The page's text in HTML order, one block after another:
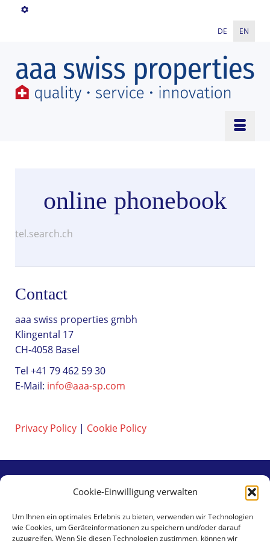
Cookie-Einwilligung verwalten
Um Ihnen ein optimales Erlebnis zu bieten, verwenden wir Technologien
wie Cookies, um Geräteinformationen zu speichern und/oder darauf
zuzugreifen. Wenn Sie diesen Technologien zustimmen, können wir
DE EN
online phonebook
tel.search.ch
Contact
aaa swiss properties gmbh
Klingental 17
CH-4058 Basel
Tel +41 79 462 59 30
E-Mail: info@aaa-sp.com
Privacy Policy | Cookie Policy
aaa swiss properties gmbh